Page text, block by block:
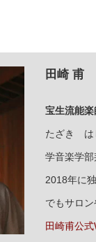
田崎 甫
宝生流能楽
たざき は
学音楽学
2018年に
でもサロン
田崎甫公式